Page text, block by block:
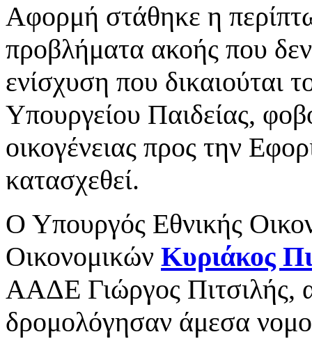
Αφορμή στάθηκε η
προβλήματα ακοής που
ενίσχυση που δικαιούται
Υπουργείου Παιδείας,
οικογένειας προς την
κατασχεθεί.
Ο Υπουργός Εθνικής
Οικονομικών Κυριάκος
ΑΑΔΕ Γιώργος Πιτσιλής,
δρομολόγησαν άμεσα